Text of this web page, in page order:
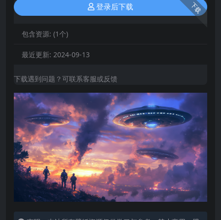
下载
登录后下载
包含资源: (1个)
最近更新: 2024-09-13
下载遇到问题？可联系客服或反馈